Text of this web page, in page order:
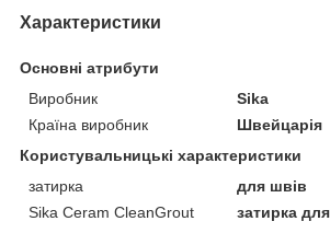
Характеристики
Основні атрибути
Виробник
Sika
Країна виробник
Швейцарія
Користувальницькі характеристики
затирка
для швів
Sika Ceram CleanGrout
затирка